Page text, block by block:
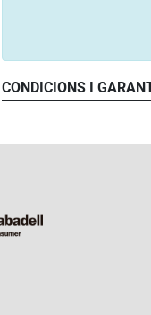
CONDICIONS I